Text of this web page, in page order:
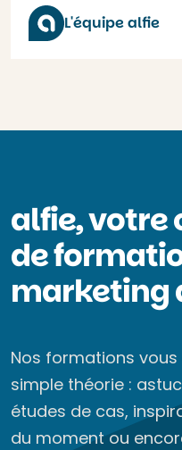
L'équipe alfie
alfie, votre
de
marketing
Nos formations
simple théorie :
études de cas,
du moment ou